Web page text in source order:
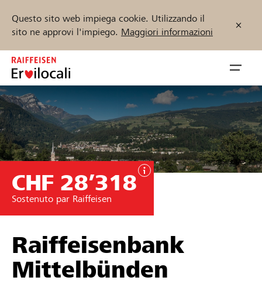
Questo sito web impiega cookie. Utilizzando il
sito ne approvi l'impiego. Maggiori informazioni
Zum
Inhalt
springen
öffnen
Sostenere
Aiuto & supporto
Partner / Banche Raiffeisen
Trova progetti e organizzazioni
Inizia ora
CHF 28’318
Sostenuto par Raiffeisen
Raiffeisenbank
Mittelbünden